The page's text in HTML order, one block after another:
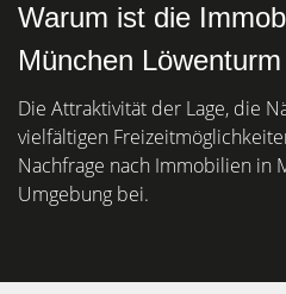
Warum ist die
München
Die Attraktivität der Lage, die
vielfältigen
Nachfrage nach Immobilien in
Umgebung bei.